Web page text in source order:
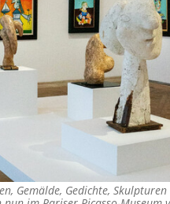
Gemälde, Gedichte,